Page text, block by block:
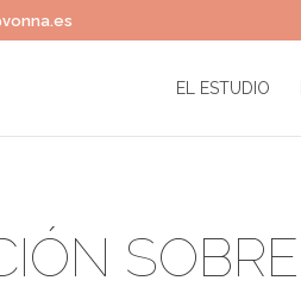
EL ESTUDIO